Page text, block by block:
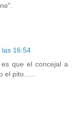
las 16:54
que el concejal a
pito......